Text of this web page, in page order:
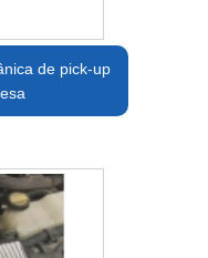
de pick-up